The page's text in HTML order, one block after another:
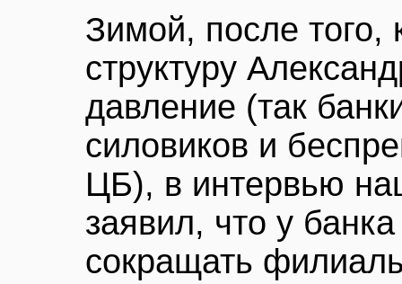
Зимой, после
структуру
давление (так
силовиков и
ЦБ), в интервью
заявил, что у
сокращать